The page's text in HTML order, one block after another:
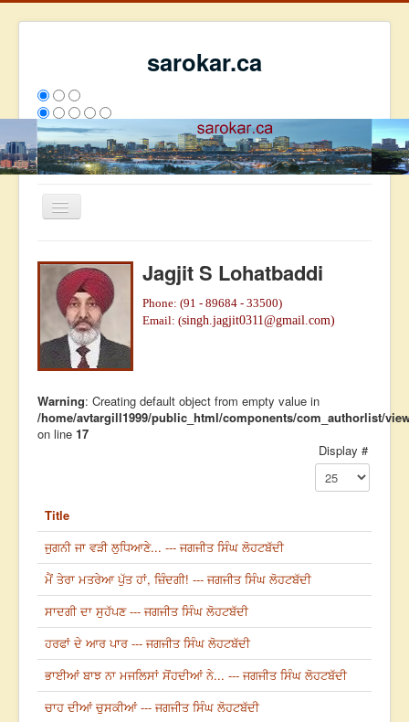
sarokar.ca
Toggle
ਰਚਨਾਵਾਂ
ਸਰੋਕਾਰ ਦੇ ਲੇਖਕ
ਸੰਪਰਕ
We have 174 guests and no members online
2804080
ਇਸ ਹਫਤੇ31514 ਇਸ ਮਹੀਨੇ
Jagjit S Lohatbaddi
Phone: (91 - 89684 - 33500)
Email: (singh.jagjit0311@gmail.com)
Warning: Creating default object from empty value in
/home/avtargill1999/public_html/components/com_authorlist/
on line 17
Display #
Title
ਜੁਗਨੀ ਜਾ ਵੜੀ ਲੁਧਿਆਣੇ... --- ਜਗਜੀਤ ਸਿੰਘ ਲੋਹਟਬੱਦੀ
ਮੈਂ ਤੇਰਾ ਮਤਰੇਆ ਪੁੱਤ ਹਾਂ, ਜ਼ਿੰਦਗੀ! --- ਜਗਜੀਤ ਸਿੰਘ ਲੋਹਟਬੱਦੀ
ਸਾਦਗੀ ਦਾ ਸੁਹੱਪਣ --- ਜਗਜੀਤ ਸਿੰਘ ਲੋਹਟਬੱਦੀ
ਹਰਫਾਂ ਦੇ ਆਰ ਪਾਰ --- ਜਗਜੀਤ ਸਿੰਘ ਲੋਹਟਬੱਦੀ
ਭਾਈਆਂ ਬਾਝ ਨਾ ਮਜਲਿਸਾਂ ਸੋਂਹਦੀਆਂ ਨੇ... --- ਜਗਜੀਤ ਸਿੰਘ ਲੋਹਟਬੱਦੀ
ਚਾਹ ਦੀਆਂ ਚੁਸਕੀਆਂ --- ਜਗਜੀਤ ਸਿੰਘ ਲੋਹਟਬੱਦੀ